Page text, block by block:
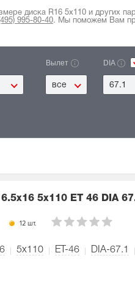
диска R16 5x110 и других
995-80-40. Мы поможем Вам
Вылет DIA
все 67.1
6.5x16 5x110 ET 46 DIA
12 шт.
5x110 ET-46 DIA-67.1